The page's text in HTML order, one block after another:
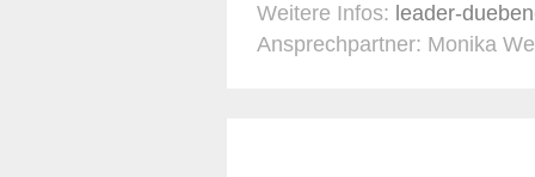
Weitere Infos: leader-
Ansprechpartner: Monika